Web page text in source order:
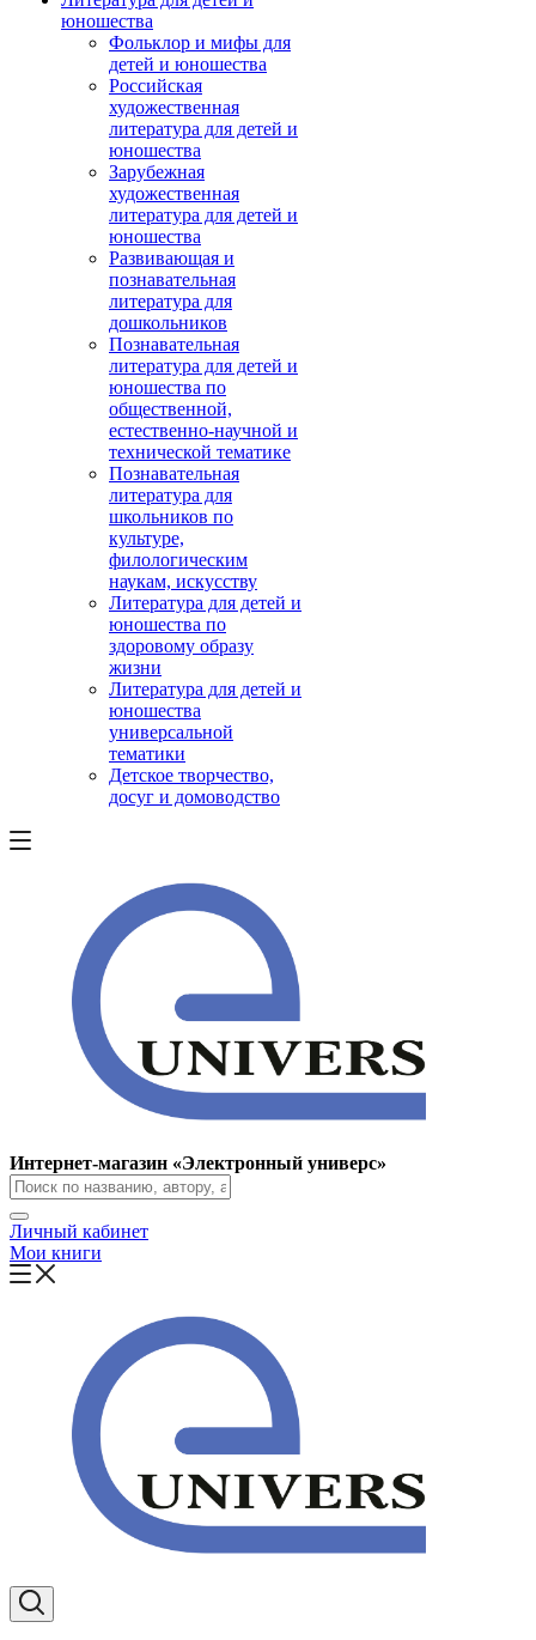
юношества
Фольклор и мифы для
детей и юношества
Российская
художественная
литература для детей и
юношества
Зарубежная
художественная
литература для детей и
юношества
Развивающая и
познавательная
литература для
дошкольников
Познавательная
литература для детей и
юношества по
общественной,
естественно-научной и
технической тематике
Познавательная
литература для
школьников по
культуре,
филологическим
наукам, искусству
Литература для детей и
юношества по
здоровому образу
жизни
Литература для детей и
юношества
универсальной
тематики
Детское творчество,
досуг и домоводство
Интернет-магазин «Электронный универс»
Личный кабинет
Мои книги